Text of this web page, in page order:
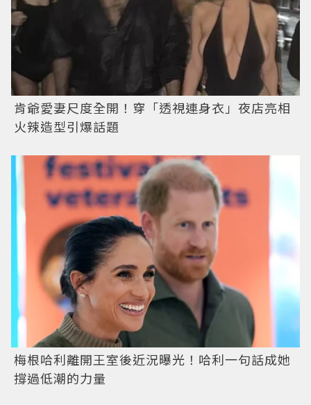
肯爺愛妻尺度全開！穿「透視連身衣」夜店亮相
火辣造型引爆話題
梅根哈利離開王室後近況曝光！哈利一句話成她
撐過低潮的力量